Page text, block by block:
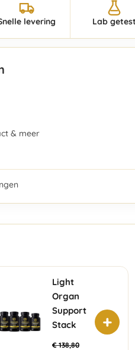
levering Lab getest
& meer
Light
Organ
Support
Stack
€138,80
+